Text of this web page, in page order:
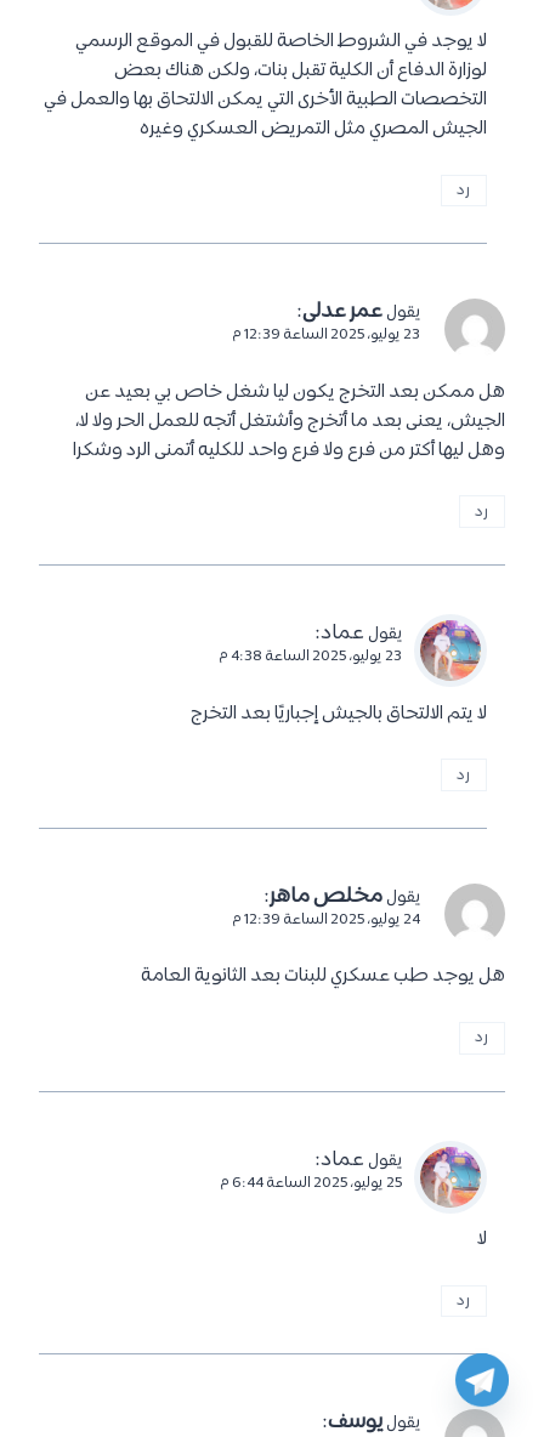
لا يوجد في الشروط الخاصة للقبول في الموقع الرسمي
لوزارة الدفاع أن الكلية تقبل بنات، ولكن هناك بعض
التخصصات الطبية الأخرى التي يمكن الالتحاق بها والعمل في
الجيش المصري مثل التمريض العسكري وغيره
رد
يقول عمر عدلى:
23 يوليو، 2025 الساعة 12:39 م
هل ممكن بعد التخرج يكون ليا شغل خاص بي بعيد عن
الجيش، يعنى بعد ما أتخرج وأشتغل أتجه للعمل الحر ولا لا،
وهل ليها أكتر من فرع ولا فرع واحد للكليه أتمنى الرد وشكرا
رد
يقول عماد:
23 يوليو، 2025 الساعة 4:38 م
لا يتم الالتحاق بالجيش إجباريًا بعد التخرج
رد
يقول مخلص ماهر:
24 يوليو، 2025 الساعة 12:39 م
هل يوجد طب عسكري للبنات بعد الثانوية العامة
رد
يقول عماد:
25 يوليو، 2025 الساعة 6:44 م
لا
رد
يقول يوسف: